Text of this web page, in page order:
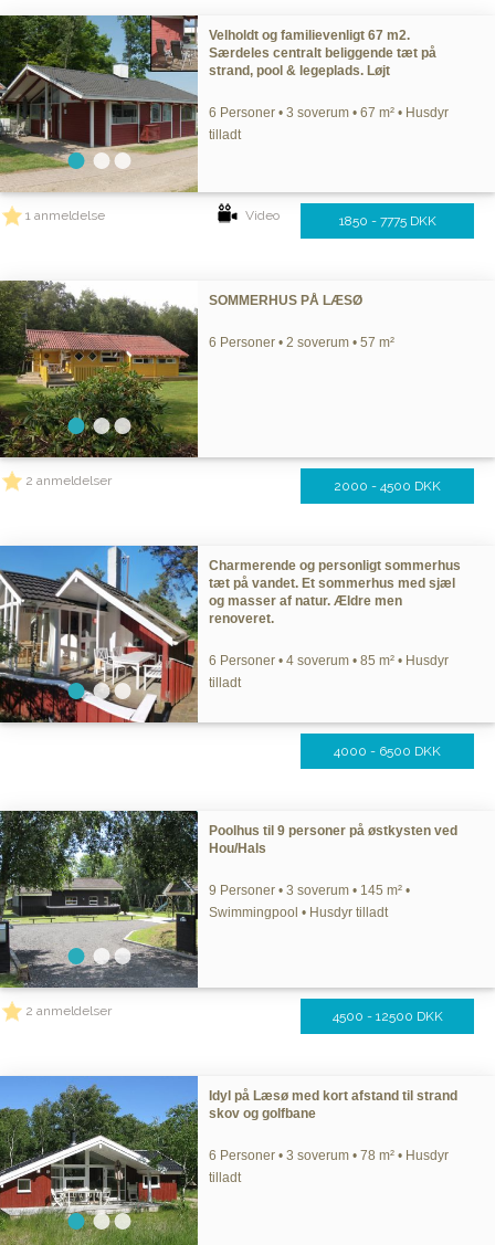
Velholdt og familievenligt 67 m2.
Særdeles centralt beliggende tæt på
strand, pool & legeplads. Løjt
6 Personer • 3 soverum • 67 m² • Husdyr
tilladt
1 anmeldelse Video 1850 - 7775 DKK
SOMMERHUS PÅ LÆSØ
6 Personer • 2 soverum • 57 m²
2 anmeldelser 2000 - 4500 DKK
Charmerende og personligt sommerhus
tæt på vandet. Et sommerhus med sjæl
og masser af natur. Ældre men
renoveret.
6 Personer • 4 soverum • 85 m² • Husdyr
tilladt
4000 - 6500 DKK
Poolhus til 9 personer på østkysten ved
Hou/Hals
9 Personer • 3 soverum • 145 m² •
Swimmingpool • Husdyr tilladt
2 anmeldelser 4500 - 12500 DKK
Idyl på Læsø med kort afstand til strand
skov og golfbane
6 Personer • 3 soverum • 78 m² • Husdyr
tilladt